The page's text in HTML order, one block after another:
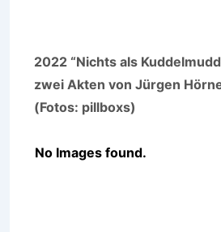
2022 “Nichts als
zwei Akten von Jürgen
(Fotos: pillboxs)
No Images found.